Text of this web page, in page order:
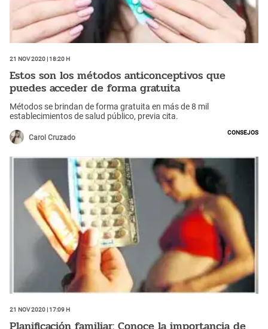
21 Nov 2020 | 18:20 h
Estos son los métodos anticonceptivos que
puedes acceder de forma gratuita
Métodos se brindan de forma gratuita en más de 8 mil
establecimientos de salud público, previa cita.
Carol Cruzado
Consejos
21 Nov 2020 | 17:09 h